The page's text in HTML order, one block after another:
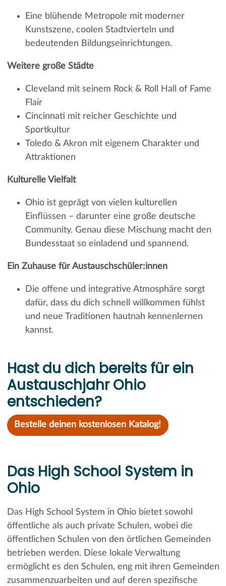
Eine blühende Metropole mit moderner
Kunstszene, coolen Stadtvierteln und
bedeutenden Bildungseinrichtungen.
Weitere große Städte
Cleveland mit seinem Rock & Roll Hall of Fame
Flair
Cincinnati mit reicher Geschichte und
Sportkultur
Toledo & Akron mit eigenem Charakter und
Attraktionen
Kulturelle Vielfalt
Ohio ist geprägt von vielen kulturellen
Einflüssen – darunter eine große deutsche
Community. Genau diese Mischung macht den
Bundesstaat so einladend und spannend.
Ein Zuhause für Austauschschüler:innen
Die offene und integrative Atmosphäre sorgt
dafür, dass du dich schnell willkommen fühlst
und neue Traditionen hautnah kennenlernen
kannst.
Hast du dich bereits für ein
Austauschjahr Ohio
entschieden?
Bestelle deinen kostenlosen Katalog!
Das High School System in
Ohio
Das High School System in Ohio bietet sowohl
öffentliche als auch private Schulen, wobei die
öffentlichen Schulen von den örtlichen Gemeinden
betrieben werden. Diese lokale Verwaltung
ermöglicht es den Schulen, eng mit ihren Gemeinden
zusammenzuarbeiten und auf deren spezifische